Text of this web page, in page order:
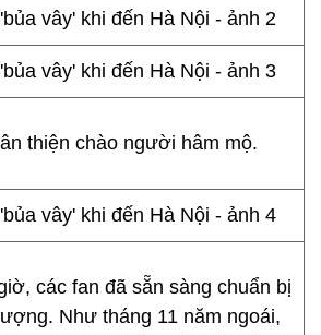
thiện chào người hâm mộ.
các fan đã sẵn sàng chuẩn bị
Như tháng 11 năm ngoái,